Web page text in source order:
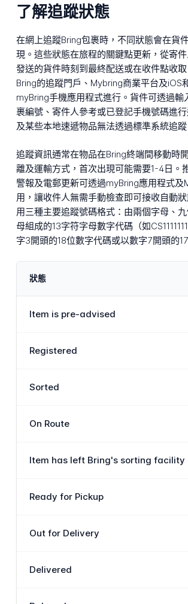
了解追蹤狀態
在網上追蹤Bring包裹時，不同狀態會在貨
現。這些狀態在旅程的關鍵點更新，從寄
發送的貨件時刻到最終配送或在收件點收
Bring的追蹤門戶、Mybring商業平台及iOS
myBring手機應用程式進行。貨件可透過輸
裹編號、寄件人參考或已登記手機號碼進
及某些本地速遞物品無法透過標準系統追蹤
追蹤資訊通常在物品在Bring終端間移動時
離及運輸方式，首次出現可能需要1-4日。
警報及電郵更新可透過myBring應用程式及
用，讓收件人無需手動檢查即可接收自動
用三種主要追蹤號碼格式：由兩個字母、
母組成的13字符字母數字代碼（如
字3開頭的18位數字代碼或以數字7開頭的
狀態
Item is pre-advised
Registered
Sorted
On Route
Item has left Bring's sorting facility
Ready for Pickup
Out for Delivery
Delivered